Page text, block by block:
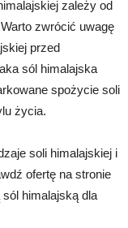
zależy od
zwrócić uwagę
przed
sól himalajska
spożycie soli
życia.
soli himalajskiej i
ofertę na stronie
himalajską dla